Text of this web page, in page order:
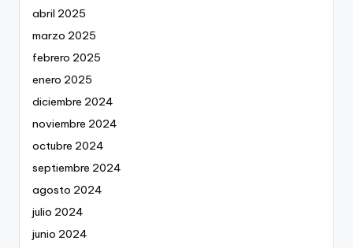
abril 2025
marzo 2025
febrero 2025
enero 2025
diciembre 2024
noviembre 2024
octubre 2024
septiembre 2024
agosto 2024
julio 2024
junio 2024